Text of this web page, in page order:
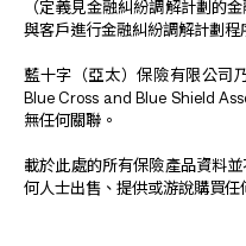
（定義見金融糾紛調解計劃的
與客戶進行金融糾紛調解計劃程
藍十字（亞太）保險有限公司
Blue Cross and Blue Shield
無任何關聯。
載於此處的所有保險產品資料
何人士出售、提供或游說購買任